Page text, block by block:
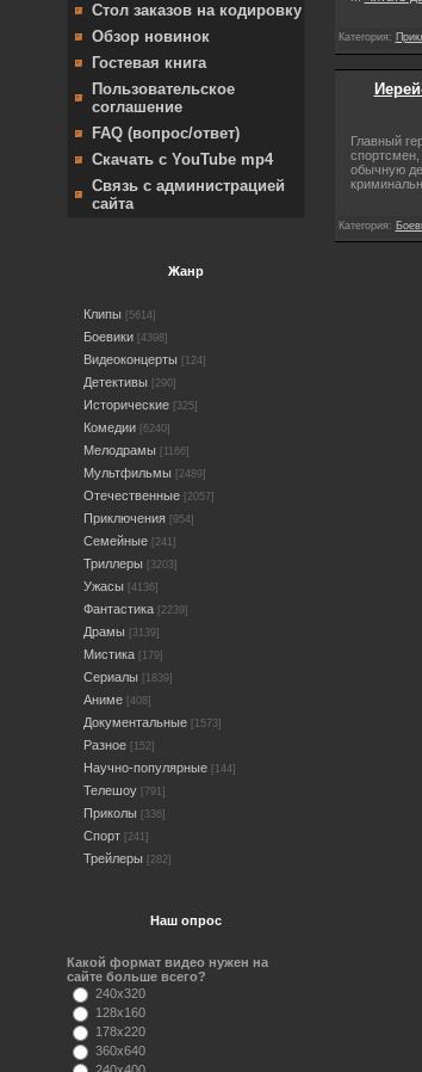
Стол заказов на кодировку
Обзор новинок
Гостевая книга
Пользовательское
соглашение
FAQ (вопрос/ответ)
Скачать с YouTube mp4
Связь с администрацией
сайта
Жанр
Клипы [5614]
Боевики [4398]
Видеоконцерты [124]
Детективы [290]
Исторические [325]
Комедии [6240]
Мелодрамы [1166]
Мультфильмы [2489]
Отечественные [2057]
Приключения [954]
Семейные [241]
Триллеры [3203]
Ужасы [4136]
Фантастика [2239]
Драмы [3139]
Мистика [179]
Сериалы [1839]
Аниме [408]
Документальные [1573]
Разное [152]
Научно-популярные [144]
Телешоу [791]
Приколы [336]
Спорт [241]
Трейлеры [282]
Наш опрос
Какой формат видео нужен на
сайте больше всего?
240x320
128x160
178x220
360x640
Категория:
Главный
обычную
Категория: